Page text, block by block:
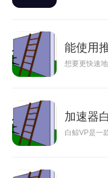
能使用
想要更快速
加速器
白鲸VP是一